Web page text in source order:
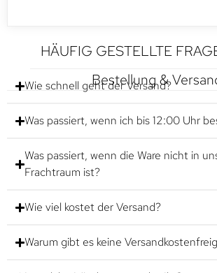
HÄUFIG GESTELLTE
Bestellung &
Wie schnell geht der Versand?
Was passiert, wenn ich bis 12:00 Uhr
Was passiert, wenn die Ware nicht in
Frachtraum ist?
Wie viel kostet der Versand?
Warum gibt es keine